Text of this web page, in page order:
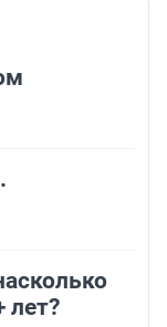
лет?